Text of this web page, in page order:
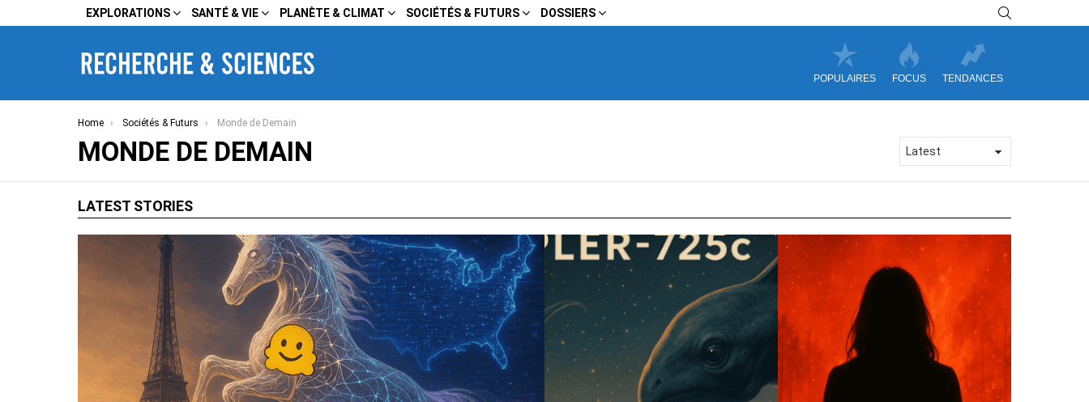
EXPLORATIONS SANTÉ & VIE PLANÈTE & CLIMAT SOCIÉTÉS & FUTURS DOSSIERS
POPULAIRES FOCUS TENDANCES
You are here:
Home Sociétés & Futurs Monde de Demain
MONDE DE DEMAIN
LATEST STORIES